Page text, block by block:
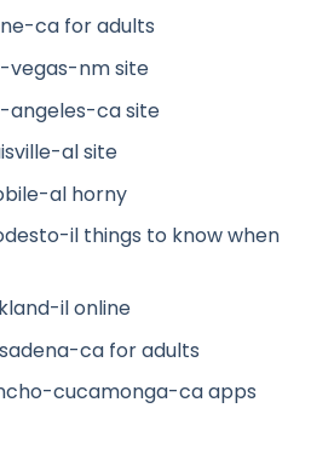
ca for adults
vegas-nm site
angeles-ca site
al site
al horny
il things to know when
il online
ca for adults
cucamonga-ca apps